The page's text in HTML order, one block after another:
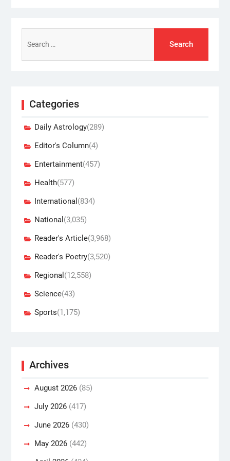
for:
Categories
Daily Astrology(289)
Editor's Column(4)
Entertainment(457)
Health(577)
International (834)
National (3,035)
Reader's Article(3,968)
Reader's Poetry(3,520)
Regional (12,558)
Science(43)
Sports(1,175)
Archives
August 2026(85)
July 2026(417)
June 2026(430)
May 2026(442)